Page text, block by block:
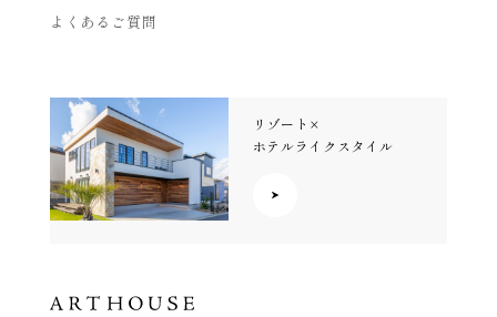
よくあるご質問
リゾート×
ホテルライクスタイル